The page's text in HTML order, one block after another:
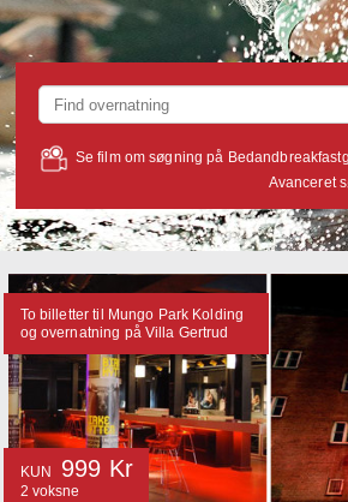
Avanceret
Se film om søgning på
To billetter til Mungo Park Kolding
og overnatning på Villa Gertrud
KUN 999 Kr
2 voksne